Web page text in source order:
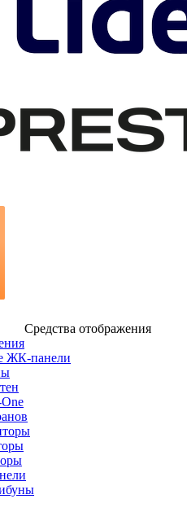
Средства отображения
ЖК-панели